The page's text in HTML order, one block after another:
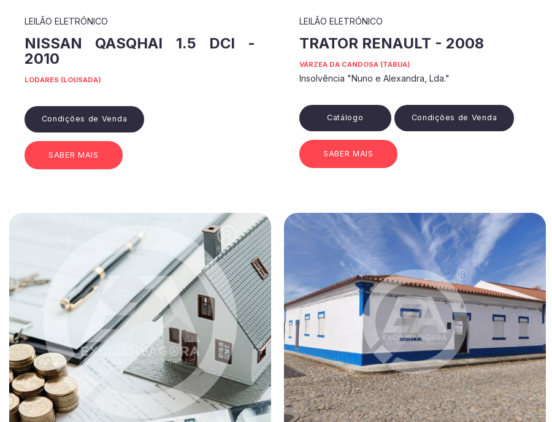
LEILÃO ELETRÓNICO
NISSAN QASQHAI 1.5 DCI -
2010
LODARES (LOUSADA)
Condições de Venda
SABER MAIS
LEILÃO ELETRÓNICO
TRATOR RENAULT - 2008
VÁRZEA DA CANDOSA (TÁBUA)
Insolvência "Nuno e Alexandra, Lda."
Catálogo Condições de Venda
SABER MAIS